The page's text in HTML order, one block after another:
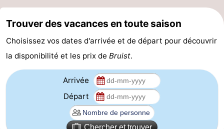
Faire
du
vélo
-
Randonnée
-
Équitation
-
Trouver des vacances en toute saison
Choisissez vos dates d'arrivée et de départ pour découvrir
la disponibilité et les prix de Bruist.
Arrivée
Départ
Chercher et trouver